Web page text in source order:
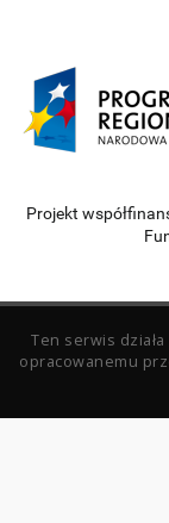
Projekt
Ten serwis
opracowanemu